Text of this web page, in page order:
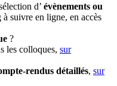
d’ évènements ou
à suivre en ligne, en accès
?
les colloques, sur
rendus détaillés, sur